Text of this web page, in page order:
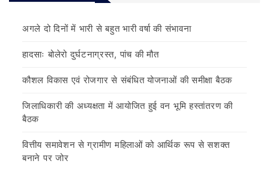
अगले दो दिनों में भारी से बहुत भारी वर्षा की संभावना
हादसाः बोलेरो दुर्घटनाग्रस्त, पांच की मौत
कौशल विकास एवं रोजगार से संबंधित योजनाओं की समीक्षा बैठक
जिलाधिकारी की अध्यक्षता में आयोजित हुई वन भूमि हस्तांतरण की
बैठक
वित्तीय समावेशन से ग्रामीण महिलाओं को आर्थिक रूप से सशक्त
बनाने पर जोर